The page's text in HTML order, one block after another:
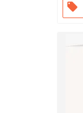
offers